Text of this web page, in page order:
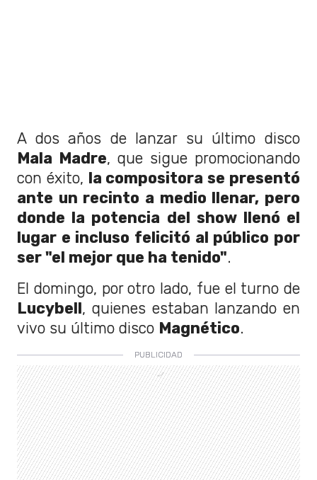
A dos años de lanzar su último disco
Mala Madre, que sigue promocionando
con éxito, la compositora se presentó
ante un recinto a medio llenar, pero
donde la potencia del show llenó el
lugar e incluso felicitó al público por
ser "el mejor que ha tenido".
El domingo, por otro lado, fue el turno de
Lucybell, quienes estaban lanzando en
vivo su último disco Magnético.